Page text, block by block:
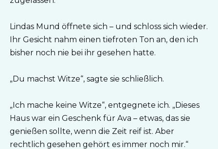
Lindas Mund öffnete sich – und schloss sich wieder.
Ihr Gesicht nahm einen tiefroten Ton an, den ich
bisher noch nie bei ihr gesehen hatte.
„Du machst Witze“, sagte sie schließlich.
„Ich mache keine Witze“, entgegnete ich. „Dieses
Haus war ein Geschenk für Ava – etwas, das sie
genießen sollte, wenn die Zeit reif ist. Aber
rechtlich gesehen gehört es immer noch mir.“